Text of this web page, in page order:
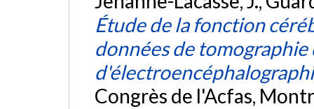
Étude de la fonction
données de
Congrès de l'Acfas,